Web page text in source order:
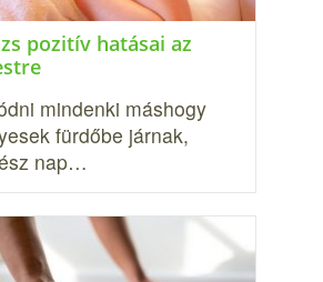
pozitív hatásai az
mindenki máshogy
fürdőbe járnak,
nap…